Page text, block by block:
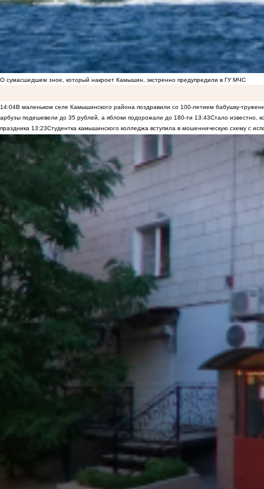
О сумасшедшем зное, который накроет Камышин, экстренно предупредили в ГУ МЧС
14:04В маленьком селе Камышинского района поздравили со 100-летием бабушку-
арбузы подешевели до 35 рублей, а яблоки подорожали до 180-ти 13:43Стало известно,
праздника 13:23Студентка камышинского колледжа вступила в мошенническую схему с